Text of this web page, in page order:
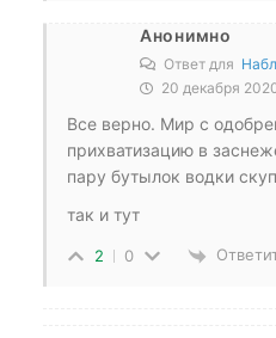
Анонимно
Ответ для
20 декабря
Все верно. Мир с
прихватизацию в
пару бутылок водки
так и тут
2 0